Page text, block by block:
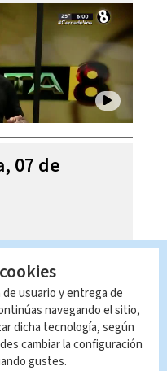
07 de
usuario y entrega de
navegando el sitio,
dicha tecnología, según
cambiar la configuración
gustes.